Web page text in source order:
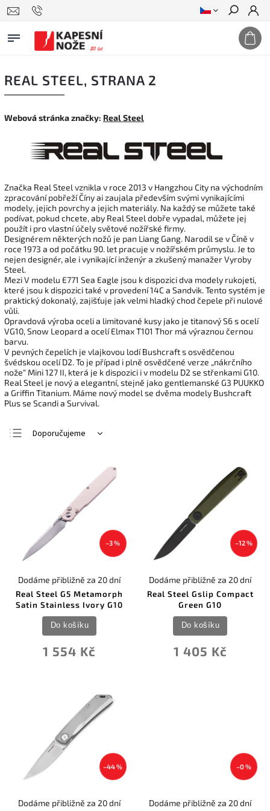
Hledat
REAL STEEL, STRANA 2
Webová stránka značky: Real Steel
Značka Real Steel vznikla v roce 2013 v Hangzhou City na východním
zpracování pobřeží Číny ai zaujala především svými vynikajícími
modely, jejich povrchy a jejich materiály. Na každý se můžete také
podívat, pokud chcete, aby Real Steel dobře vypadal, můžete jej
použít i pro vlastní účely světové nožířské firmy.
Designérem některých nožů je pan Liang Gang. Narodil se v Číně v
roce 1973 a od počátku 90. let pracuje v nožířském průmyslu. Je to
nejen designér, ale i vynikající inženýr a zkušený manažer Vyroby
Steel.
Mezi V modelu E771 Sea Eagle jsou k dispozici dva modely rukojeti,
které jsou k dispozici také v provedení 14C a Sandvik. Tento systém je
praktický dokonalý, zajišťuje jak velmi hladký chod čepele při nulové
vůli.
Opravdová výroba oceli a limitované kusy jako je titanový S6 s ocelí
VG10, Snow Leopard a ocelí Elmax T101 Thor má výraznou černou
barvu.
V pevných čepelích je vlajkovou lodí Bushcraft s osvědčenou
švédskou ocelí D2. To je případ i plně osvědčené verze „nákrčního
nože“ Mini 127 II, která je k dispozici i v modelu D2 se střenkami G10.
Real Steel je nový a elegantní, stejně jako gentlemanské G3 PUUKKO
a Griffin Titanium. Máme nový model se dvěma modely Bushcraft
Plus se Scandi a Survival.
Doporučujeme
Nejprodávanější
Abecedně
–3 %
Real Steel G5 Metamorph
Satin Stainless Ivory G10
Dodáme přibližně za 20 dní
1 554 Kč
Do košíku
–12 %
Real Steel Gslip Compact
Green G10
Dodáme přibližně za 20 dní
1 405 Kč
Do košíku
–44 %
Dodáme přibližně za 20 dní
–0 %
Dodáme přibližně za 20 dní